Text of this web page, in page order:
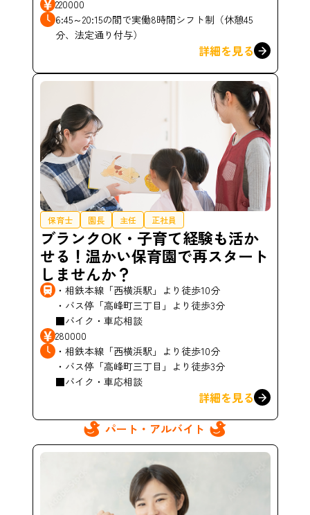
220000
6:45～20:15の間で実働8時間シフト制（休憩45
分、法定通り付与）
詳細を見る
保育士 園長 主任 正社員
ブランクOK・子育て経験も活か
せる！温かい保育園で再スタート
しませんか？
・相鉄本線「西横浜駅」より徒歩10分
・バス停「高峰町三丁目」より徒歩3分
■バイク・車応相談
280000
・相鉄本線「西横浜駅」より徒歩10分
・バス停「高峰町三丁目」より徒歩3分
■バイク・車応相談
詳細を見る
パート・アルバイト